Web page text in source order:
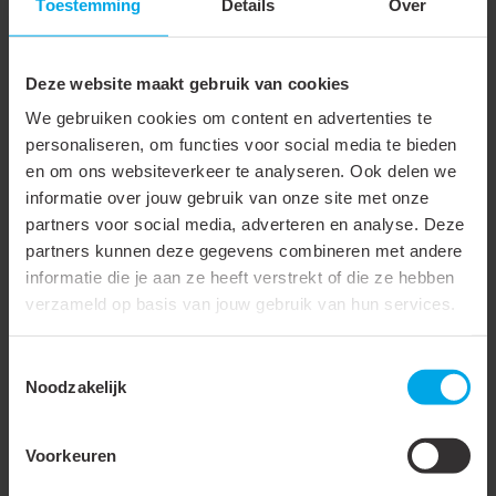
Toestemming Details Over
Deze website maakt gebruik van cookies
We gebruiken cookies om content en advertenties te
personaliseren, om functies voor social media te bieden
en om ons websiteverkeer te analyseren. Ook delen we
informatie over jouw gebruik van onze site met onze
partners voor social media, adverteren en analyse. Deze
partners kunnen deze gegevens combineren met andere
informatie die je aan ze heeft verstrekt of die ze hebben
verzameld op basis van jouw gebruik van hun services.
Noodzakelijk
Voorkeuren
Materiaal buitenslang
Aluminiumlaminaat
Materiaal spiraal
Buitenslang met spiraal
Isolatiedikte
25 mm
Mediumtemperatuur
(continu)
-35 - 100 °C